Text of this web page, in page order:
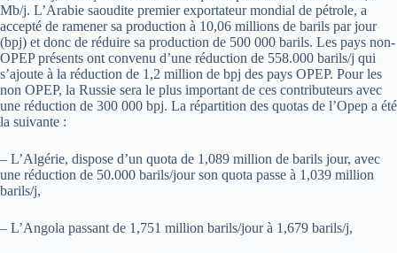
Mb/j. L’Arabie saoudite premier exportateur mondial de pétrole, a
accepté de ramener sa production à 10,06 millions de barils par jour
(bpj) et donc de réduire sa production de 500 000 barils. Les pays non-
OPEP présents ont convenu d’une réduction de 558.000 barils/j qui
s’ajoute à la réduction de 1,2 million de bpj des pays OPEP. Pour les
non OPEP, la Russie sera le plus important de ces contributeurs avec
une réduction de 300 000 bpj. La répartition des quotas de l’Opep a été
la suivante :
– L’Algérie, dispose d’un quota de 1,089 million de barils jour, avec
une réduction de 50.000 barils/jour son quota passe à 1,039 million
barils/j,
– L’Angola passant de 1,751 million barils/jour à 1,679 barils/j,